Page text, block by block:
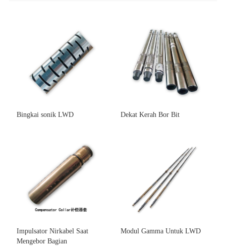
Bingkai sonik LWD Dekat Kerah Bor Bit
Impulsator Nirkabel Saat
Mengebor Bagian
Modul Gamma Untuk LWD